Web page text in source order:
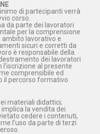
di partecipanti verrà
corso.
da parte dei lavoratori
per la comprensione
lavorativo e
sicuri e corretti da
è responsabile della
dei lavoratori
al presente
comprensibile ed
il percorso formativo
materiali didattici;
la vendita dei
cedere i contenuti,
l’uso da parte di terzi